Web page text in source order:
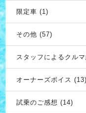
限定車 (1)
その他 (57)
スタッフによるクル
オーナーズボイス (13)
試乗のご感想 (14)